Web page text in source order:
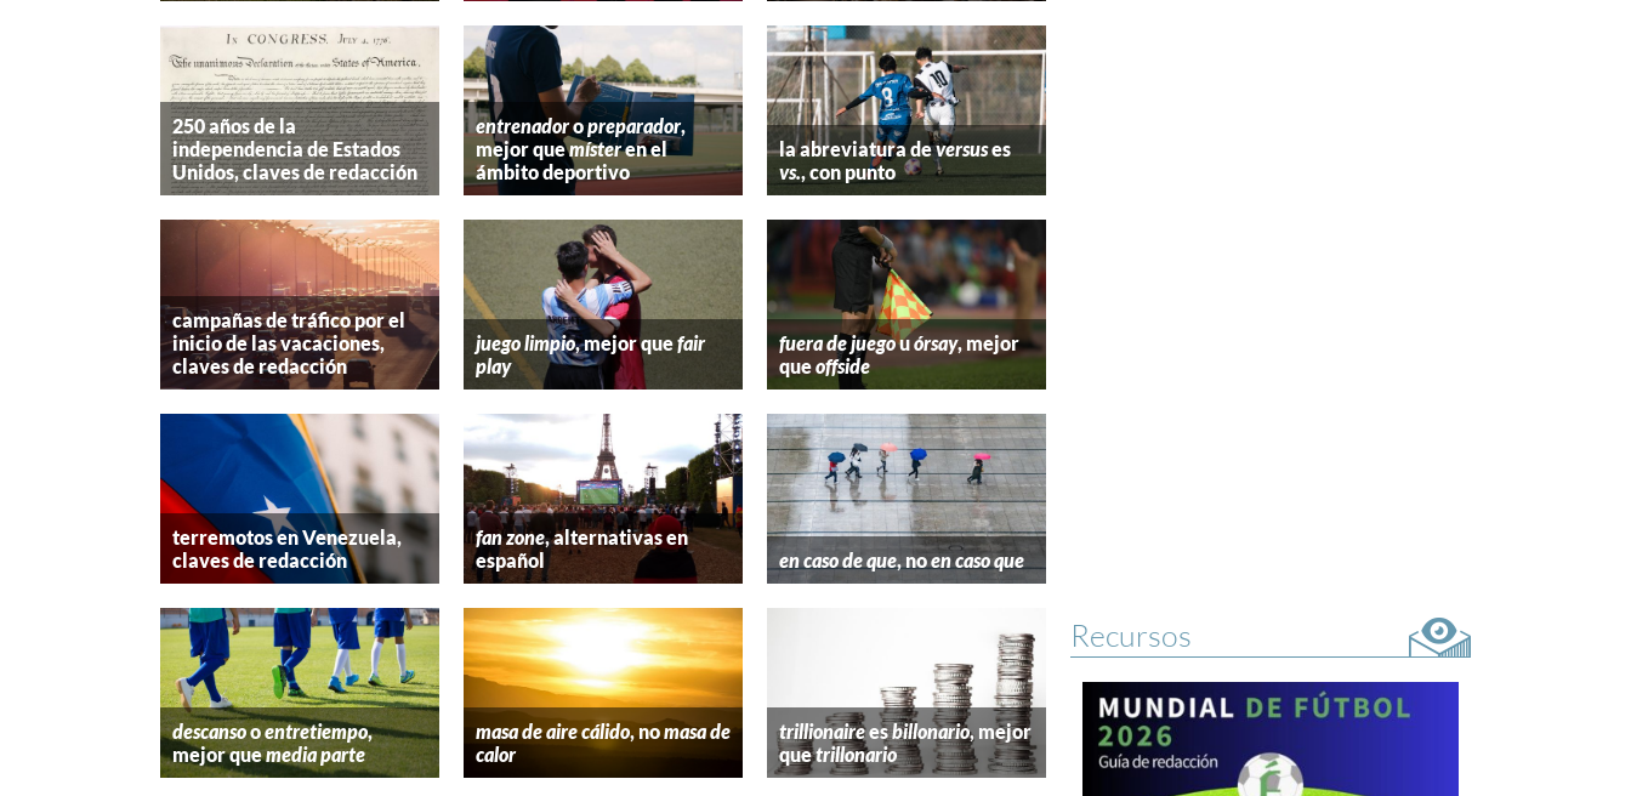
250 años de la
independencia de Estados
Unidos, claves de redacción
entrenadoropreparador,
mejor quemísteren el
ámbito deportivo
la abreviatura deversuses
vs., con punto
campañas de tráfico por el
inicio de las vacaciones,
claves de redacción
juego limpio, mejor quefair
play
fuera de juegouórsay, mejor
queoffside
terremotos en Venezuela,
claves de redacción
fan zone, alternativas en
español
en caso de que, noen caso que
descansooentretiempo,
mejor quemedia parte
masa de aire cálido, nomasa de
calor
trillionaireesbillonario, mejor
quetrillonario
Recursos